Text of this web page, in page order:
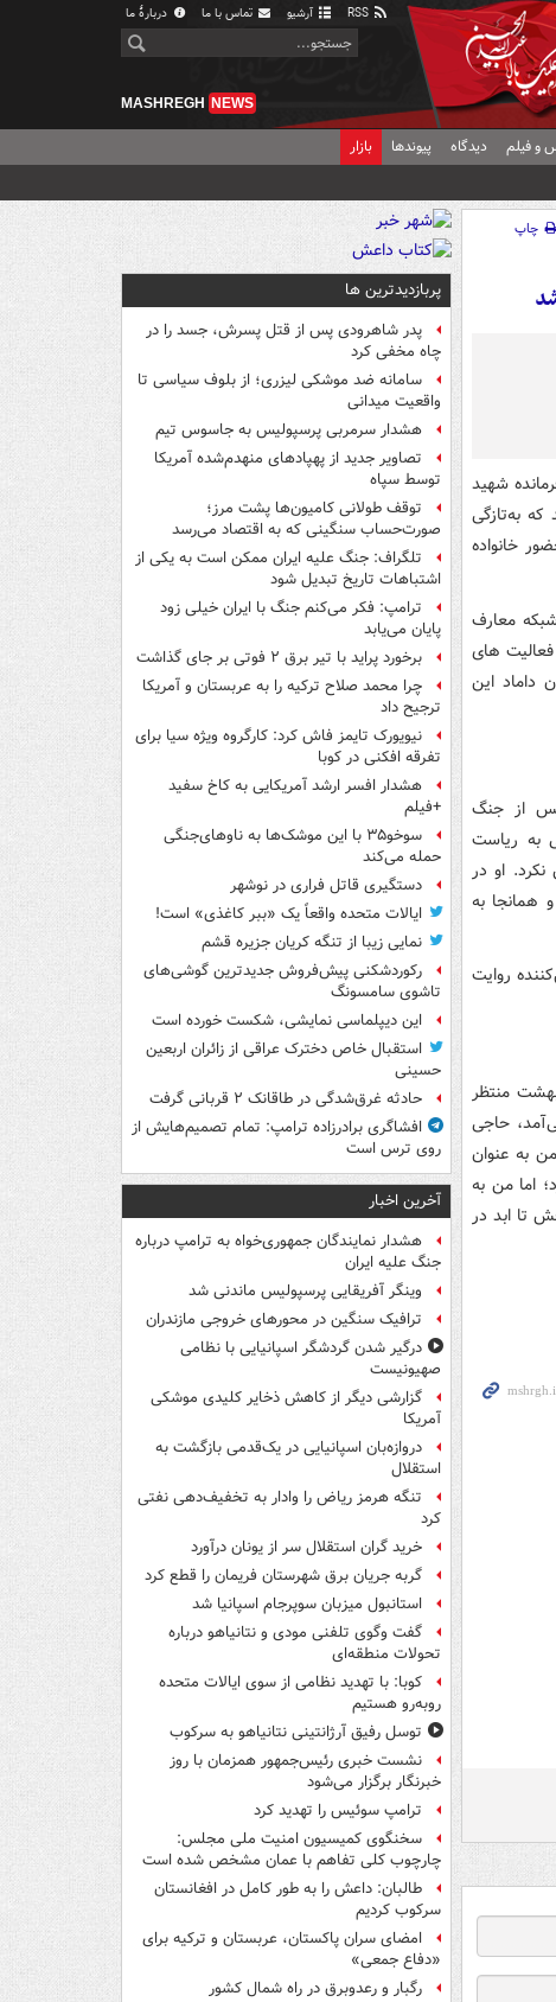
آرشیو تماس با ما دربارهٔ ما
MASHREGH NEWS
و فیلم دیدگاه پیوندها بازار
چاپ
شهید
به‌تازگی
خانواده
معارف
فعالیت های
داماد این
از جنگ
به ریاست
او در
همانجا به
روایت
منتظر
حاجی
به عنوان
اما من به
تا ابد در
پربازدیدترین ها
پدر شاهرودی پس از قتل پسرش، جسد را در
چاه مخفی کرد
سامانه ضد موشکی لیزری؛ از بلوف سیاسی تا
واقعیت میدانی
هشدار سرمربی پرسپولیس به جاسوس تیم
تصاویر جدید از پهپادهای منهدم‌شده آمریکا
توسط سپاه
توقف طولانی کامیون‌ها پشت مرز؛
صورت‌حساب سنگینی که به اقتصاد می‌رسد
تلگراف: جنگ علیه ایران ممکن است به یکی از
اشتباهات تاریخ تبدیل شود
ترامپ: فکر می‌کنم جنگ با ایران خیلی زود
پایان می‌یابد
برخورد پراید با تیر برق ۲ فوتی بر جای گذاشت
چرا محمد صلاح ترکیه را به عربستان و آمریکا
ترجیح داد
نیویورک تایمز فاش کرد: کارگروه ویژه سیا برای
تفرقه افکنی در کوبا
هشدار افسر ارشد آمریکایی به کاخ سفید
+فیلم
سوخو۳۵ با این موشک‌ها به ناوهای‌جنگی
حمله می‌کند
دستگیری قاتل فراری در نوشهر
ایالات متحده واقعاً یک «ببر کاغذی» است!
نمایی زیبا از تنگه کریان جزیره قشم
رکوردشکنی پیش‌فروش جدیدترین گوشی‌های
تاشوی سامسونگ
این دیپلماسی نمایشی، شکست خورده است
استقبال خاص دخترک عراقی از زائران اربعین
حسینی
حادثه غرق‌شدگی در طاقانک ۲ قربانی گرفت
افشاگری برادرزاده ترامپ: تمام تصمیم‌هایش از
روی ترس است
آخرین اخبار
هشدار نمایندگان جمهوری‌خواه به ترامپ درباره
جنگ علیه ایران
وینگر آفریقایی پرسپولیس ماندنی شد
ترافیک سنگین در محورهای خروجی مازندران
درگیر شدن گردشگر اسپانیایی با نظامی
صهیونیست
گزارشی دیگر از کاهش ذخایر کلیدی موشکی
آمریکا
دروازه‌بان اسپانیایی در یک‌قدمی بازگشت به
استقلال
تنگه هرمز ریاض را وادار به تخفیف‌دهی نفتی
کرد
خرید گران استقلال سر از یونان درآورد
گربه جریان برق شهرستان فریمان را قطع کرد
استانبول میزبان سوپرجام اسپانیا شد
گفت وگوی تلفنی مودی و نتانیاهو درباره
تحولات منطقه‌ای
کوبا: با تهدید نظامی از سوی ایالات متحده
روبه‌رو هستیم
توسل رفیق آرژانتینی نتانیاهو به سرکوب
نشست خبری رئیس‌جمهور همزمان با روز
خبرنگار برگزار می‌شود
ترامپ سوئیس را تهدید کرد
سخنگوی کمیسیون امنیت ملی مجلس:
چارچوب کلی تفاهم با عمان مشخص شده است
طالبان: داعش را به طور کامل در افغانستان
سرکوب کردیم
امضای سران پاکستان، عربستان و ترکیه برای
«دفاع جمعی»
رگبار و رعدوبرق در راه شمال کشور